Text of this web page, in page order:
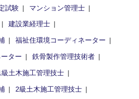
試験
マンション管理士
建設業経理士
福祉住環境コーディネーター
ター
鉄骨製作管理技術者
級土木施工管理技士
2級土木施工管理技士